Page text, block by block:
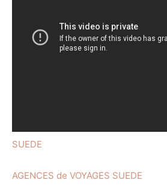
SUEDE
AGENCES de VOYAGES SUEDE